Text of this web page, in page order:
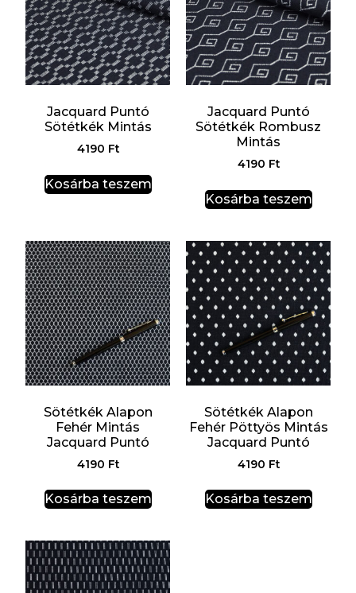
Jacquard Puntó
Sötétkék Mintás
4190 Ft
Kosárba teszem
Jacquard Puntó
Sötétkék Rombusz
Mintás
4190 Ft
Kosárba teszem
Sötétkék Alapon
Fehér Mintás
Jacquard Puntó
4190 Ft
Kosárba teszem
Sötétkék Alapon
Fehér Pöttyös Mintás
Jacquard Puntó
4190 Ft
Kosárba teszem